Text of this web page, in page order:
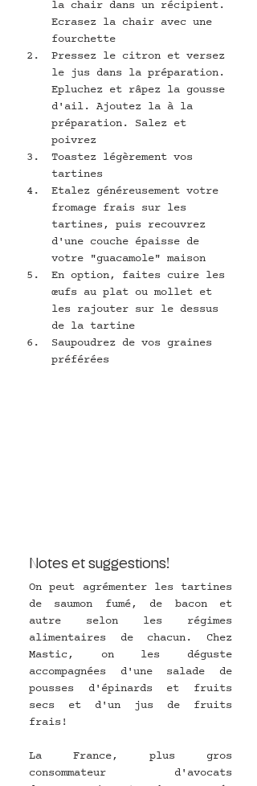
la chair dans un récipient.
Ecrasez la chair avec une
fourchette
Pressez le citron et versez
le jus dans la préparation.
Epluchez et râpez la gousse
d'ail. Ajoutez la à la
préparation. Salez et
poivrez
Toastez légèrement vos
tartines
Etalez généreusement votre
fromage frais sur les
tartines, puis recouvrez
d'une couche épaisse de
votre "guacamole" maison
En option, faites cuire les
œufs au plat ou mollet et
les rajouter sur le dessus
de la tartine
Saupoudrez de vos graines
préférées
Notes et suggestions!
On peut agrémenter les tartines
de saumon fumé, de bacon et
autre selon les régimes
alimentaires de chacun. Chez
Mastic, on les déguste
accompagnées d'une salade de
pousses d'épinards et fruits
secs et d'un jus de fruits
frais!
La France, plus gros
consommateur d'avocats